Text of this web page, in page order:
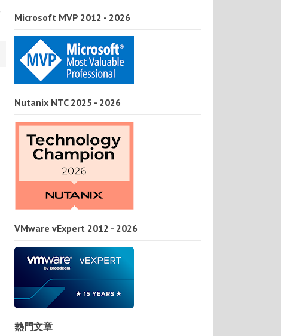
Microsoft MVP 2012 - 2026
Nutanix NTC 2025 - 2026
VMware vExpert 2012 - 2026
熱門文章